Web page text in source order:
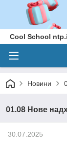
Cool School
Новини
01.08 Нове
30.07.2025